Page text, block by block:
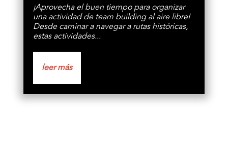
¡Aprovecha el buen tiempo para organizar
una actividad de team building al aire libre!
Desde caminar a navegar a rutas históricas,
estas actividades...
leer más